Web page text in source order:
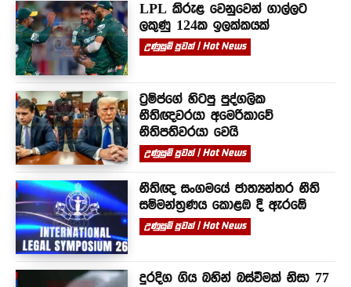
LPL කිරුළ වෙනුවෙන් ගාල්ලට
ලකුණු 124ක ඉලක්කයක්
උණුසුම් පුවත් | Hot News
ට්‍රම්ප්ගේ හිටපු පුද්ගලික
නීතිඥවරයා අමෙරිකාවේ
නීතිපතිවරයා වෙයි
උණුසුම් පුවත් | Hot News
නීතිඥ සංගමයේ ජාත්‍යන්තර නීති
සම්මන්ත්‍රණය කොළඹ දී ඇරඹේ
උණුසුම් පුවත් | Hot News
දුරදිග ගිය බහින් බස්වීමක් නිසා 77